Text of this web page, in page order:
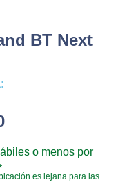
BT Next
o menos por
es lejana para las